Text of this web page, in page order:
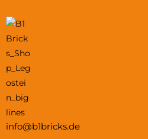
info@b1bricks.de